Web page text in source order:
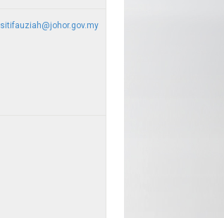
sitifauziah@johor.gov.my